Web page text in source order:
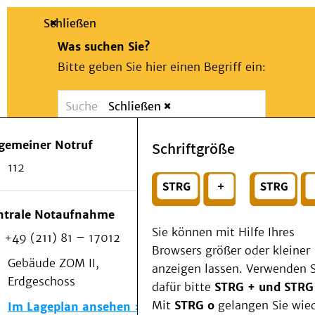
Suche
Schließen
Was suchen Sie?
Bitte geben Sie hier einen Begriff ein:
Suchen
Wählen Sie ein Thema für Ihren
Notfall
Schließen
Notruf
112
Notaufnahme
+49 (211) 81 – 17012
Gebäude ZOM II,
Erdgeschoss
Im Lageplan ansehen
Schriftgröße
Sie können mit Hilfe Ihres
Browsers größer oder kleiner
anzeigen lassen. Verwenden
dafür bitte STRG + und
Mit STRG o gelangen Sie
Patienten & Besucher
Als Patient am UKD
Beratung und Unterstützung
Veranstaltungen
Kommunikation im Medizinwesen (KIM)
Notfall
Forschung & Lehre
Medizinische Fakultät